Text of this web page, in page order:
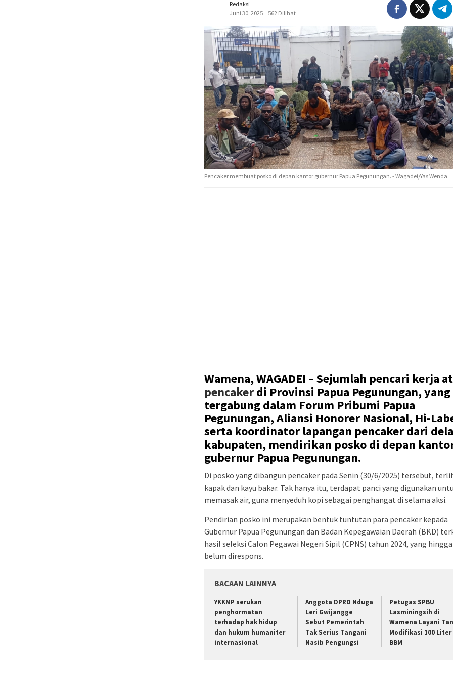
Redaksi
Juni 30, 2025
562 Dilihat
Pencaker membuat posko di depan kantor gubernur Papua Pegunungan. - Wagadei/Yas Wenda.
Wamena, WAGADEI –Sejumlah pencari kerja
pencakerdi Provinsi Papua Pegunungan, yang
tergabung dalam Forum Pribumi Papua
Pegunungan, Aliansi Honorer Nasional, Hi-
serta koordinator lapangan pencaker dari
kabupaten, mendirikan posko di depan
gubernur Papua Pegunungan.
Di posko yang dibangun pencaker pada Senin (30/6/2025) tersebut,
kapak dan kayu bakar. Tak hanya itu, terdapat panci yang digunakan
memasak air, guna menyeduh kopi sebagai penghangat di selama aksi.
Pendirian posko ini merupakan bentuk tuntutan para pencaker kepada
Gubernur Papua Pegunungan dan Badan Kepegawaian Daerah (BKD)
hasil seleksi Calon Pegawai Negeri Sipil (CPNS) tahun 2024, yang
belum direspons.
BACAAN LAINNYA
YKKMP serukan
penghormatan
terhadap hak hidup
dan hukum humaniter
internasional
Anggota DPRD Nduga
Leri Gwijangge
Sebut Pemerintah
Tak Serius Tangani
Nasib Pengungsi
Petugas SPBU
Lasminingsih di
Wamena Layani
Modifikasi 100 Liter
BBM